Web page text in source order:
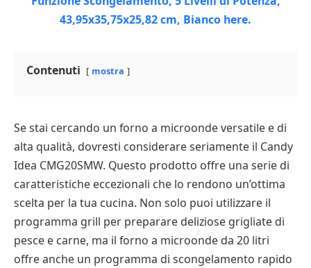
Contenuti mostra
Se stai cercando un forno a microonde versatile e di
alta qualità, dovresti considerare seriamente il Candy
Idea CMG20SMW. Questo prodotto offre una serie di
caratteristiche eccezionali che lo rendono un’ottima
scelta per la tua cucina. Non solo puoi utilizzare il
programma grill per preparare deliziose grigliate di
pesce e carne, ma il forno a microonde da 20 litri
offre anche un programma di scongelamento rapido